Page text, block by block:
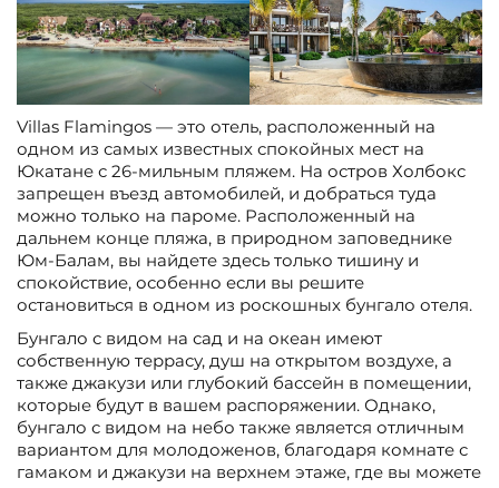
Villas Flamingos — это отель, расположенный на
одном из самых известных спокойных мест на
Юкатане с 26-мильным пляжем. На остров Холбокс
запрещен въезд автомобилей, и добраться туда
можно только на пароме. Расположенный на
дальнем конце пляжа, в природном заповеднике
Юм-Балам, вы найдете здесь только тишину и
спокойствие, особенно если вы решите
остановиться в одном из роскошных бунгало отеля.
Бунгало с видом на сад и на океан имеют
собственную террасу, душ на открытом воздухе, а
также джакузи или глубокий бассейн в помещении,
которые будут в вашем распоряжении. Однако,
бунгало с видом на небо также является отличным
вариантом для молодоженов, благодаря комнате с
гамаком и джакузи на верхнем этаже, где вы можете